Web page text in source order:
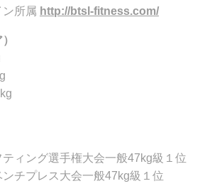
所属 http://btsl-fitness.com/
ィング選手権大会一般47kg級１位
チプレス大会一般47kg級１位